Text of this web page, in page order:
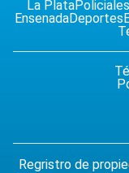
La PlataPoliciales
EnsenadaDeportes
Regristro de